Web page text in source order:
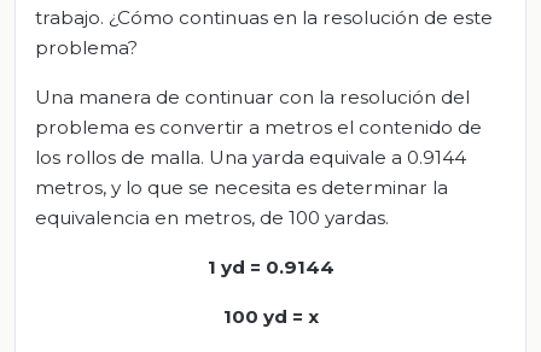
trabajo. ¿Cómo continuas en la resolución de este
problema?
Una manera de continuar con la resolución del
problema es convertir a metros el contenido de
los rollos de malla. Una yarda equivale a 0.9144
metros, y lo que se necesita es determinar la
equivalencia en metros, de 100 yardas.
1 yd = 0.9144
100 yd = x